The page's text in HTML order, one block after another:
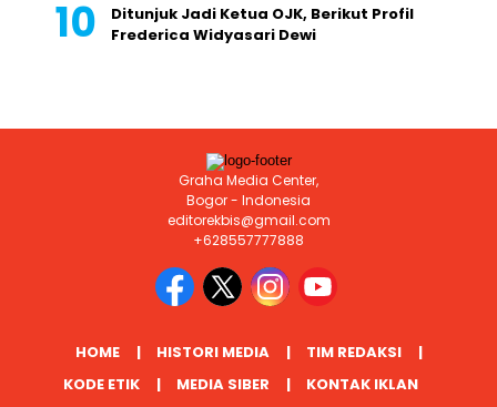
Ditunjuk Jadi Ketua OJK, Berikut Profil
Frederica Widyasari Dewi
Graha Media Center,
Bogor - Indonesia
editorekbis@gmail.com
+628557777888
HOME HISTORI MEDIA
TIM REDAKSI
KODE ETIK
MEDIA SIBER KONTAK IKLAN